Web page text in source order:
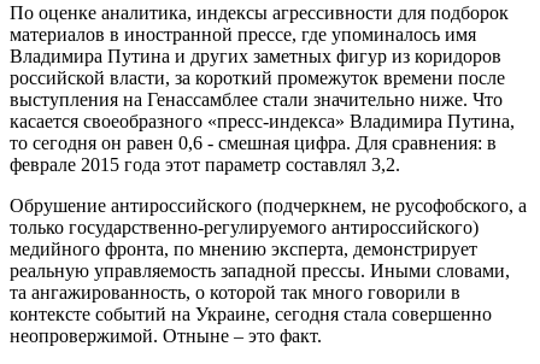
По оценке аналитика, индексы агрессивности для подборок
материалов в иностранной прессе, где упоминалось имя
Владимира Путина и других заметных фигур из коридоров
российской власти, за короткий промежуток времени после
выступления на Генассамблее стали значительно ниже. Что
касается своеобразного «пресс-индекса» Владимира Путина,
то сегодня он равен 0,6 - смешная цифра. Для сравнения: в
феврале 2015 года этот параметр составлял 3,2.
Обрушение антироссийского (подчеркнем, не русофобского, а
только государственно-регулируемого антироссийского)
медийного фронта, по мнению эксперта, демонстрирует
реальную управляемость западной прессы. Иными словами,
та ангажированность, о которой так много говорили в
контексте событий на Украине, сегодня стала совершенно
неопровержимой. Отныне – это факт.